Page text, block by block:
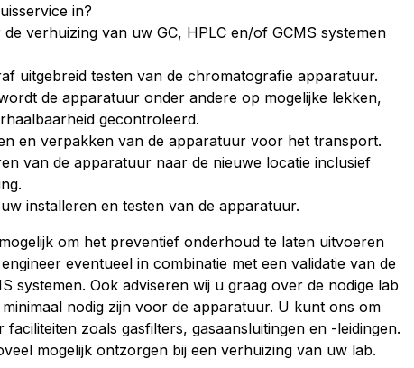
in?
verhuizing van uw GC, HPLC en/of GCMS systemen
uitgebreid testen van de chromatografie apparatuur.
de apparatuur onder andere op mogelijke lekken,
gecontroleerd.
en verpakken van de apparatuur voor het transport.
van de apparatuur naar de nieuwe locatie inclusief
installeren en testen van de apparatuur.
om het preventief onderhoud te laten uitvoeren
eventueel in combinatie met een validatie van de
systemen. Ook adviseren wij u graag over de nodige lab
nodig zijn voor de apparatuur. U kunt ons om
faciliteiten zoals gasfilters, gasaansluitingen en -leidingen.
mogelijk ontzorgen bij een verhuizing van uw lab.